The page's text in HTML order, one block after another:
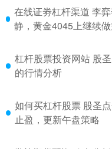
在线证劵杠杆渠道 李
静，黄金4045上继续做
杠杆股票投资网站 股
的行情分析
如何买杠杆股票 股圣
止盈，更新午盘策略